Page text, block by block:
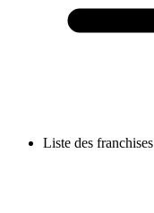
Liste des franchises